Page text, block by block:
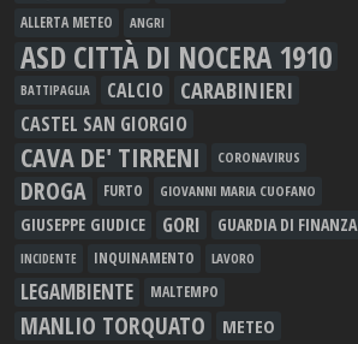
ALLERTA METEO ANGRI
ASD CITTÀ DI NOCERA 1910
BATTIPAGLIA CALCIO CARABINIERI
CASTEL SAN GIORGIO
CAVA DE' TIRRENI CORONAVIRUS
DROGA FURTO GIOVANNI MARIA CUOFANO
GIUSEPPE GIUDICE GORI GUARDIA DI FINANZA
INCIDENTE INQUINAMENTO LAVORO
LEGAMBIENTE MALTEMPO
MANLIO TORQUATO METEO